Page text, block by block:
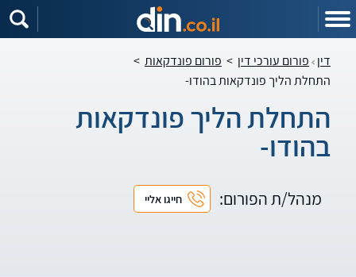
דין פורום עורכי דין > פורום פונדקאות >
התחלת הליך פונדקאות בהודו-
התחלת הליך פונדקאות
בהודו-
מנהל/ת הפורום: חייגו אליי